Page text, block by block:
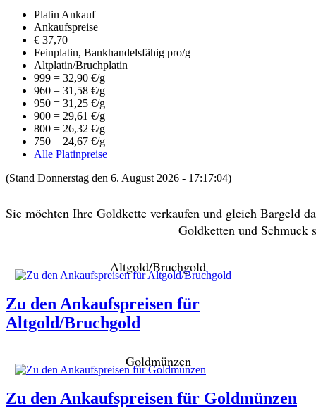
Platin Ankauf
Ankaufspreise
€ 37,70
Feinplatin, Bankhandelsfähig pro/g
Altplatin/Bruchplatin
999 = 32,90 €/g
960 = 31,58 €/g
950 = 31,25 €/g
900 = 29,61 €/g
800 = 26,32 €/g
750 = 24,67 €/g
Alle Platinpreise
(Stand Donnerstag den 6. August 2026 - 17:17:04)
Sie möchten Ihre Goldkette verkaufen und gleich Bargeld
Goldketten und Schmuck
Altgold/Bruchgold
Zu den Ankaufspreisen für
Altgold/Bruchgold
Goldmünzen
Zu den Ankaufspreisen für Goldmünzen